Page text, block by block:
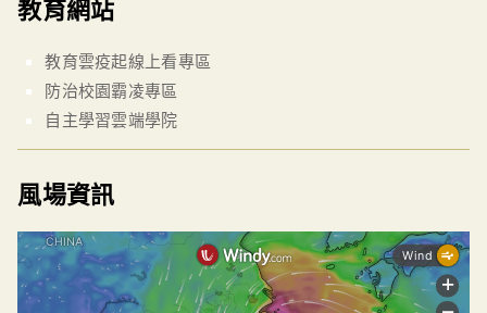
教育網站
教育雲疫起線上看專區
防治校園霸凌專區
自主學習雲端學院
風場資訊